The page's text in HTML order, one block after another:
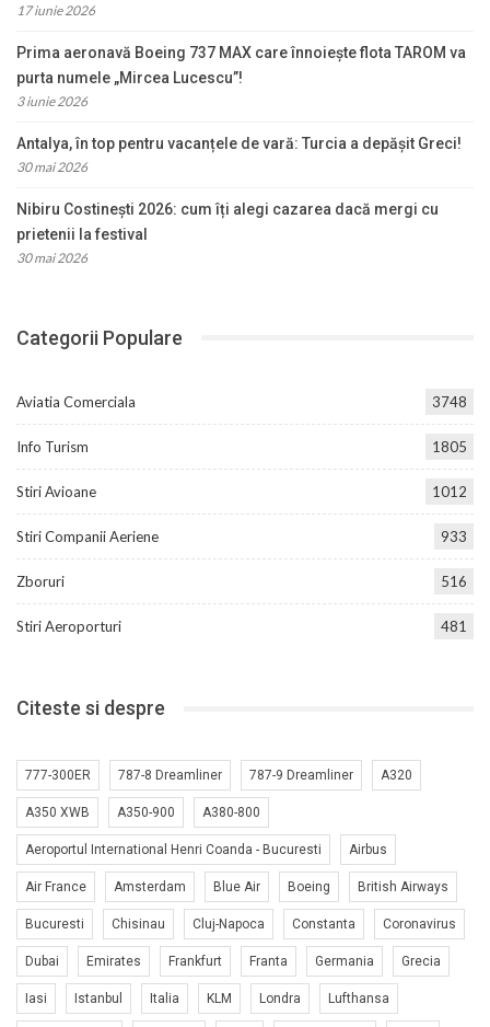
17 iunie 2026
Prima aeronavă Boeing 737 MAX care înnoiește flota TAROM va
purta numele „Mircea Lucescu”!
3 iunie 2026
Antalya, în top pentru vacanțele de vară: Turcia a depășit Greci!
30 mai 2026
Nibiru Costinești 2026: cum îți alegi cazarea dacă mergi cu
prietenii la festival
30 mai 2026
Categorii Populare
Aviatia Comerciala 3748
Info Turism 1805
Stiri Avioane 1012
Stiri Companii Aeriene 933
Zboruri 516
Stiri Aeroporturi 481
Citeste si despre
777-300ER 787-8 Dreamliner 787-9 Dreamliner A320
A350 XWB A350-900 A380-800
Aeroportul International Henri Coanda - Bucuresti Airbus
Air France Amsterdam Blue Air Boeing British Airways
Bucuresti Chisinau Cluj-Napoca Constanta Coronavirus
Dubai Emirates Frankfurt Franta Germania Grecia
Iasi Istanbul Italia KLM Londra Lufthansa